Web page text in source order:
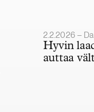
Julkaistu
2.2.2026 –
Hyvin
auttaa